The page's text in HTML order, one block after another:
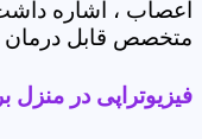
اعصاب ، اشاره
متخصص قابل
فیزیوتراپی در منزل